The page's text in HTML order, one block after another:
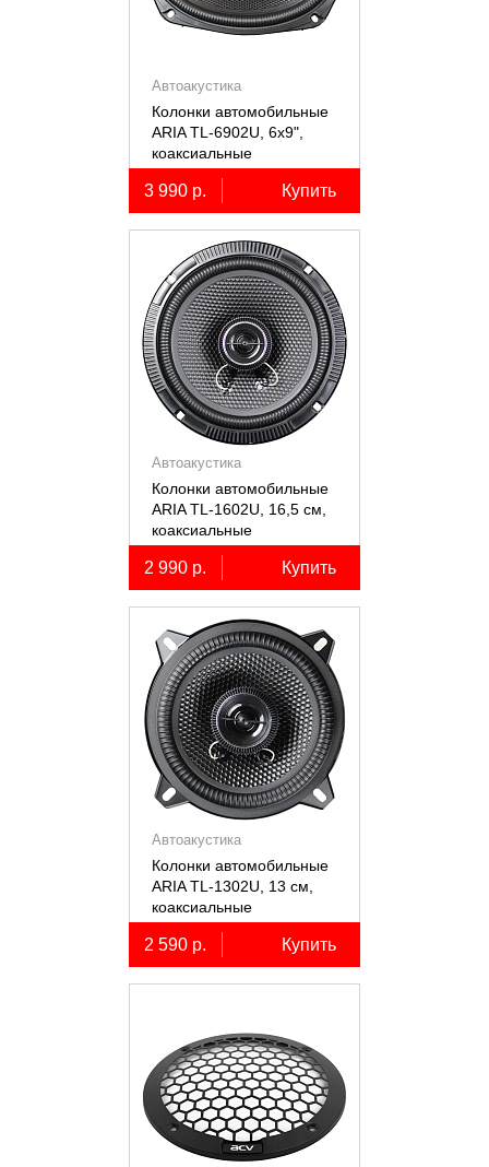
Автоакустика
Колонки автомобильные
ARIA TL-6902U, 6х9",
коаксиальные
трёхполосные, 2 шт.
3 990 р. Купить
Автоакустика
Колонки автомобильные
ARIA TL-1602U, 16,5 см,
коаксиальные
двухполосные, 2 шт.
2 990 р. Купить
Автоакустика
Колонки автомобильные
ARIA TL-1302U, 13 см,
коаксиальные
двухполосные, 2 шт.
2 590 р. Купить